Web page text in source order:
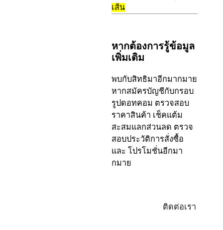
เส้น
หากต้องการรู้ข้อมูล
เพิ่มเติม
พบกับสิทธิมาอีกมากมาย
หากสมัครบัญชีกับกรอบ
รูปดอทคอม ตรวจสอบ
ราคาสินค้า เช็คแต้ม
สะสมแลกส่วนลด ตรวจ
สอบประวัติการสั่งซื้อ
และ โปรโมชั่นอีกมา
กมาย
ติดต่อเรา